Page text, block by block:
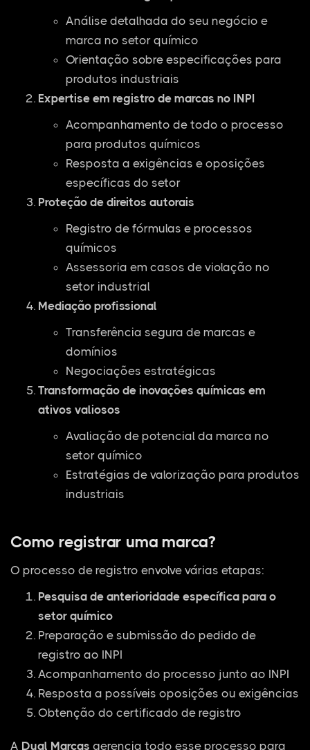
Análise detalhada do seu negócio e
marca no setor químico
Orientação sobre especificações para
produtos industriais
Expertise em registro de marcas no INPI
Acompanhamento de todo o processo
para produtos químicos
Resposta a exigências e oposições
específicas do setor
Proteção de direitos autorais
Registro de fórmulas e processos
químicos
Assessoria em casos de violação no
setor industrial
Mediação profissional
Transferência segura de marcas e
domínios
Negociações estratégicas
Transformação de inovações químicas em
ativos valiosos
Avaliação de potencial da marca no
setor químico
Estratégias de valorização para produtos
industriais
Como registrar uma marca?
O processo de registro envolve várias etapas:
Pesquisa de anterioridade específica para o
setor químico
Preparação e submissão do pedido de
registro ao INPI
Acompanhamento do processo junto ao INPI
Resposta a possíveis oposições ou exigências
Obtenção do certificado de registro
A Dual Marcas gerencia todo esse processo para